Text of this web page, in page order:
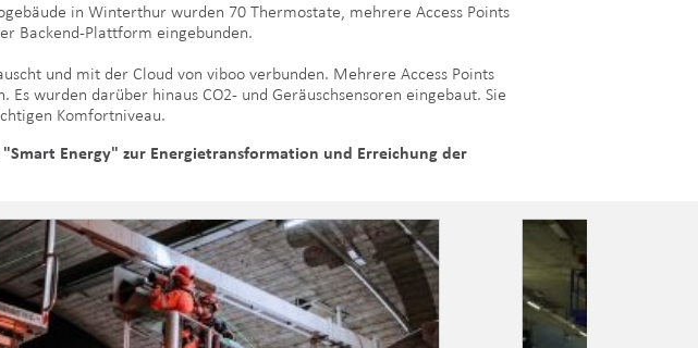
in Winterthur wurden 70 Thermostate, mehrere Access Points
Backend-Plattform eingebunden.
und mit der Cloud von viboo verbunden. Mehrere Access Points
wurden darüber hinaus CO2- und Geräuschsensoren eingebaut. Sie
Komfortniveau.
Energy" zur Energietransformation und Erreichung der